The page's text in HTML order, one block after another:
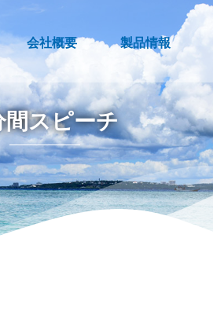
会社概要 製品情報
間スピーチ